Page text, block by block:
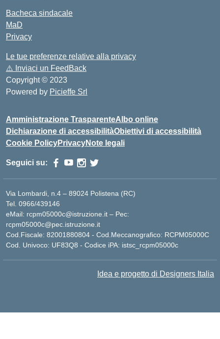
Bacheca sindacale
MaD
Privacy
Le tue preferenze relative alla privacy
⚠️ Inviaci un FeedBack
Copyright © 2023
Powered by Picieffe Srl
Amministrazione TrasparenteAlbo online
Dichiarazione di accessibilitàObiettivi di accessibilità
Cookie PolicyPrivacyNote legali
Seguici su:
Via Lombardi, n.4 – 89024 Polistena (RC)
Tel. 0966/439146
eMail: rcpm05000c@istruzione.it – Pec:
rcpm05000c@pec.istruzione.it
Cod.Fiscale: 82001880804 - Cod.Meccanografico: RCPM05000C
Cod. Univoco: UF83Q8 - Codice iPA: istsc_rcpm05000c
Idea e progetto di Designers Italia